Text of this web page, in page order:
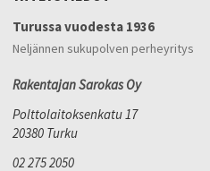
Turussa vuodesta 1936
Neljännen sukupolven perheyritys
Rakentajan Sarokas Oy
Polttolaitoksenkatu 17
20380 Turku
02 275 2050